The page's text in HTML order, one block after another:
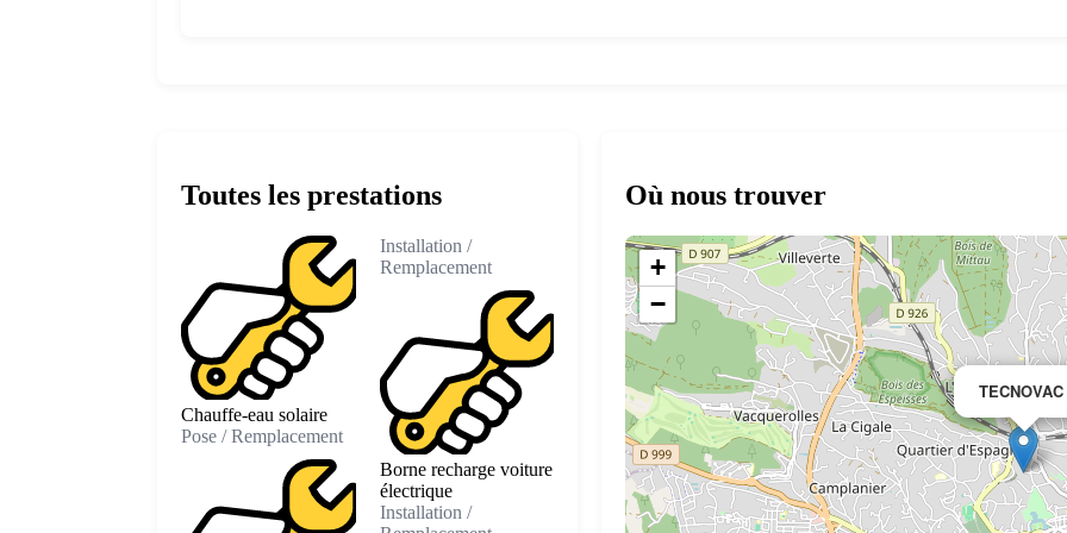
Toutes les prestations
Chauffe-eau solaire
Pose / Remplacement
Installation /
Remplacement
Borne recharge voiture
électrique
Installation /
Où nous trouver
TECNOVAC
+
−